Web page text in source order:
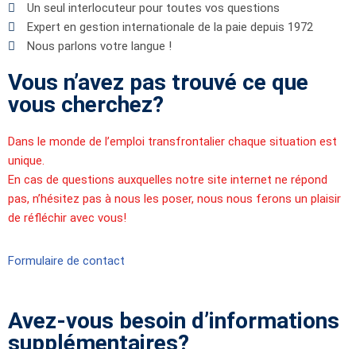
Un seul interlocuteur pour toutes vos questions
Expert en gestion internationale de la paie depuis 1972
Nous parlons votre langue !
Avez-vous besoin d’informations
supplémentaires?
Vous n’avez pas trouvé ce que
vous cherchez?
Dans le monde de l’emploi transfrontalier chaque situation est
unique.
En cas de questions auxquelles notre site internet ne répond
pas, n’hésitez pas à nous les poser, nous nous ferons un plaisir
de réfléchir avec vous!
Formulaire de contact